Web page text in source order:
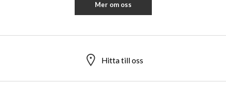
Mer om oss
Hitta till oss